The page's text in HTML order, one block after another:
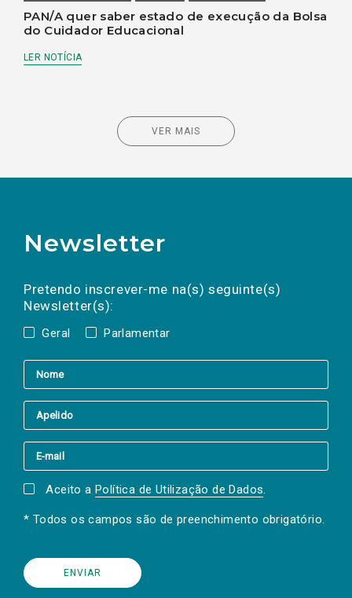
PAN/A quer saber estado de execução da Bolsa
do Cuidador Educacional
LER NOTÍCIA
VER MAIS
Newsletter
Pretendo inscrever-me na(s) seguinte(s)
Newsletter(s):
Geral Parlamentar
a(s) newsletter(s).
mail
Aceito a Política de Utilização de Dados.
* Todos os campos são de preenchimento obrigatório.